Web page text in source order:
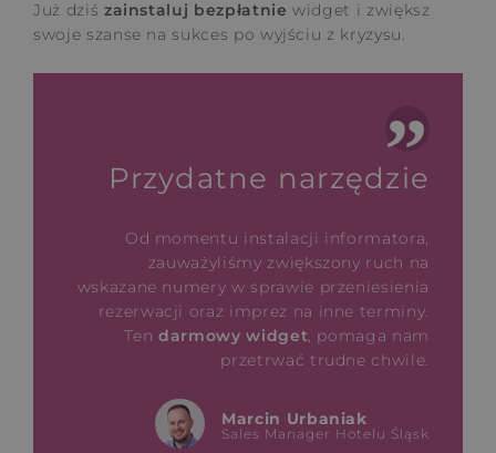
Już dziś zainstaluj bezpłatnie widget i zwiększ
swoje szanse na sukces po wyjściu z kryzysu.
Przydatne narzędzie
Od momentu instalacji informatora,
zauważyliśmy zwiększony ruch na
wskazane numery w sprawie przeniesienia
rezerwacji oraz imprez na inne terminy.
Tendarmowy widget, pomaga nam
przetrwać trudne chwile.
Marcin Urbaniak
Sales Manager Hotelu Śląsk